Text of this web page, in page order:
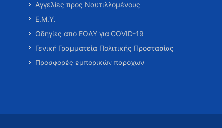
Αγγελίες προς Ναυτιλλομένους
Ε.Μ.Υ.
Οδηγίες από ΕΟΔΥ για COVID-19
Γενική Γραμματεία Πολιτικής Προστασίας
Προσφορές εμπορικών παρόχων